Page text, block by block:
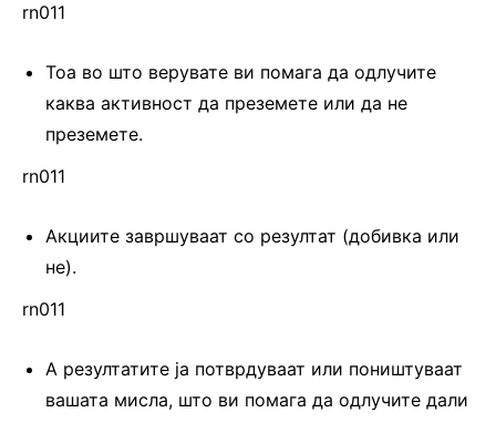
rn011
Тоа во што верувате ви помага да одлучите
каква активност да преземете или да не
преземете.
rn011
Акциите завршуваат со резултат (добивка или
не).
rn011
А резултатите ја потврдуваат или поништуваат
вашата мисла, што ви помага да одлучите дали